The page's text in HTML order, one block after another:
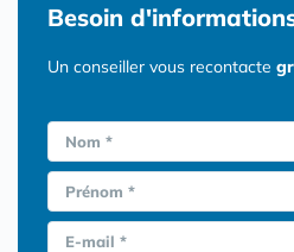
Besoin
Un conseiller vous recontacte
Nom *
Prénom *
E-mail *